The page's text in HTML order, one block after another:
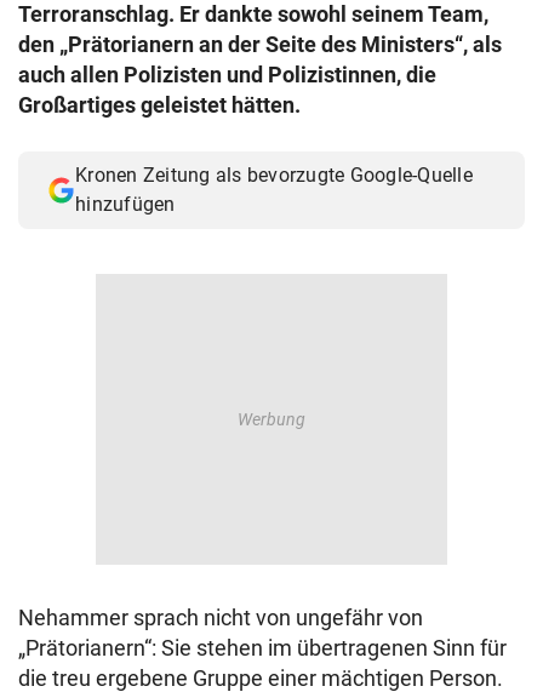
Terroranschlag. Er dankte sowohl seinem Team,
den „Prätorianern an der Seite des Ministers“, als
auch allen Polizisten und Polizistinnen, die
Großartiges geleistet hätten.
Kronen Zeitung als bevorzugte Google-Quelle
hinzufügen
Nehammer sprach nicht von ungefähr von
„Prätorianern“: Sie stehen im übertragenen Sinn für
die treu ergebene Gruppe einer mächtigen Person.